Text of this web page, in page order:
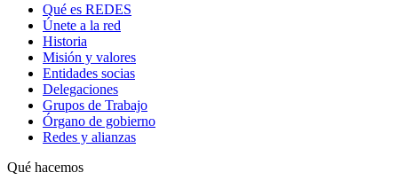
Qué es REDES
Únete a la red
Historia
Misión y valores
Entidades socias
Delegaciones
Grupos de Trabajo
Órgano de gobierno
Redes y alianzas
Qué hacemos